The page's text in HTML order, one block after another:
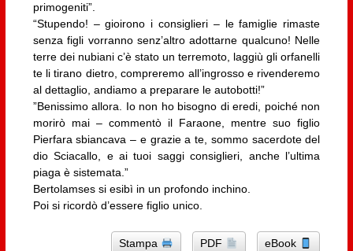
primogeniti”.
“Stupendo! – gioirono i consiglieri – le famiglie rimaste
senza figli vorranno senz’altro adottarne qualcuno! Nelle
terre dei nubiani c’è stato un terremoto, laggiù gli orfanelli
te li tirano dietro, compreremo all’ingrosso e rivenderemo
al dettaglio, andiamo a preparare le autobotti!”
”Benissimo allora. Io non ho bisogno di eredi, poiché non
morirò mai – commentò il Faraone, mentre suo figlio
Pierfara sbiancava – e grazie a te, sommo sacerdote del
dio Sciacallo, e ai tuoi saggi consiglieri, anche l’ultima
piaga è sistemata.”
Bertolamses si esibì in un profondo inchino.
Poi si ricordò d’essere figlio unico.
Stampa PDF eBook